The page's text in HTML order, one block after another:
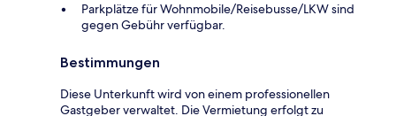
Parkplätze für Wohnmobile/Reisebusse/LKW sind
gegen Gebühr verfügbar.
Bestimmungen
Diese Unterkunft wird von einem professionellen
Gastgeber verwaltet. Die Vermietung erfolgt zu